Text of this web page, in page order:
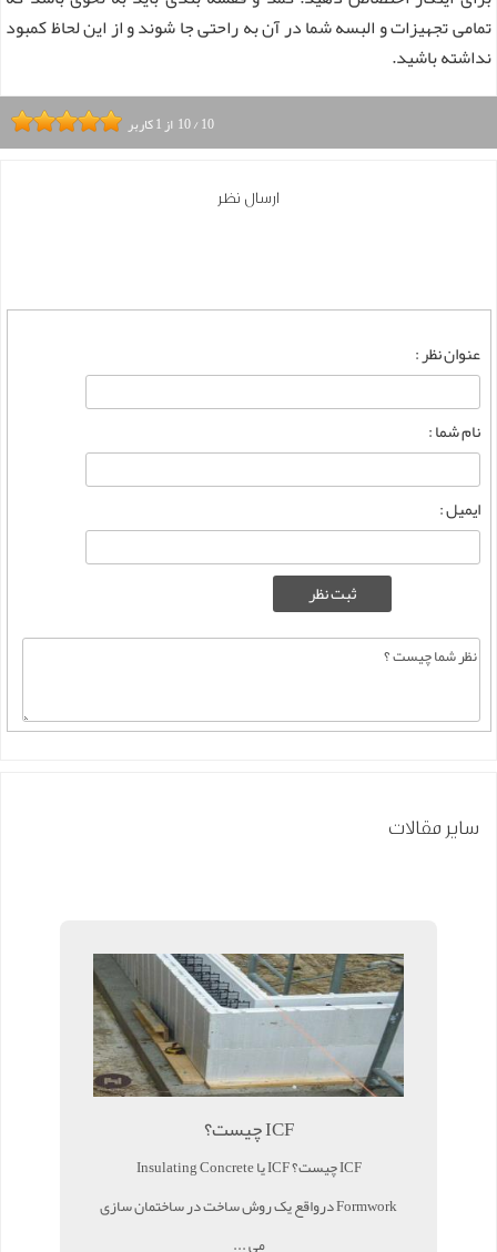
تمامی تجهیزات و البسه شما در آن به راحتی جا شوند و از این لحاظ کمبود
نداشته باشید.
10/10 از1کاربر
ارسال نظر
عنوان نظر :
نام شما :
ایمیل :
سایر مقالات
ICF چیست؟
ICF چیست؟ ICF یا Insulating Concrete
Formwork درواقع یک روش ساخت در ساختمان سازی
می ...